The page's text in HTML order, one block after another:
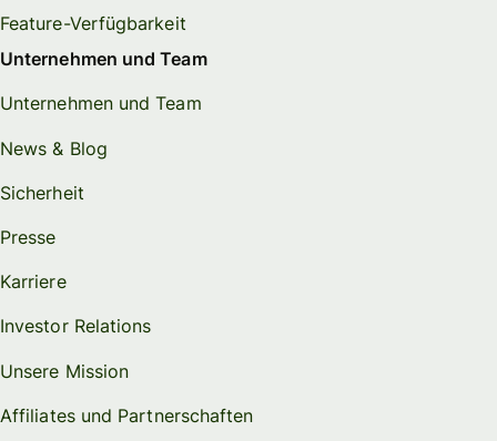
Feature-Verfügbarkeit
Unternehmen und Team
Unternehmen und Team
News & Blog
Sicherheit
Presse
Karriere
Investor Relations
Unsere Mission
Affiliates und Partnerschaften